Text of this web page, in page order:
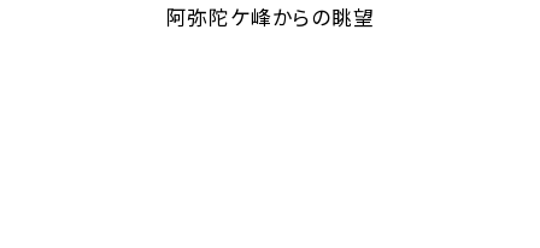
阿弥陀ケ峰からの眺望